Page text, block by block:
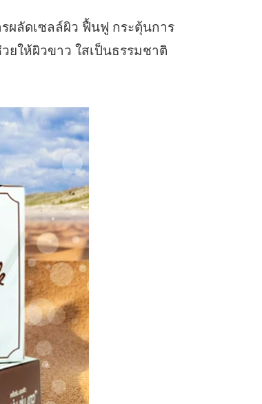
ผลัดเซลล์ผิว ฟื้นฟู กระตุ้นการ
ยให้ผิวขาว ใสเป็นธรรมชาติ